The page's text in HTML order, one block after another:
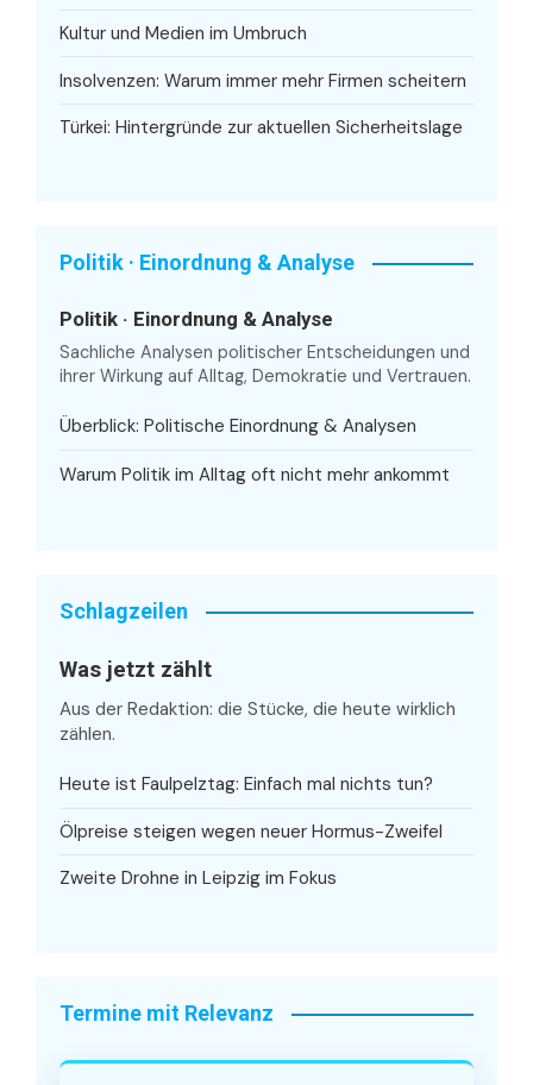
Kultur und Medien im Umbruch
Insolvenzen: Warum immer mehr Firmen scheitern
Türkei: Hintergründe zur aktuellen Sicherheitslage
Politik · Einordnung & Analyse
Politik · Einordnung & Analyse
Sachliche Analysen politischer Entscheidungen und
ihrer Wirkung auf Alltag, Demokratie und Vertrauen.
Überblick: Politische Einordnung & Analysen
Warum Politik im Alltag oft nicht mehr ankommt
Schlagzeilen
Was jetzt zählt
Aus der Redaktion: die Stücke, die heute wirklich
zählen.
Heute ist Faulpelztag: Einfach mal nichts tun?
Ölpreise steigen wegen neuer Hormus-Zweifel
Zweite Drohne in Leipzig im Fokus
Termine mit Relevanz